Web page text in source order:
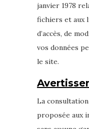
janvier 1978
fichiers et aux
d’accès, de
vos données
le site.
La
proposée aux